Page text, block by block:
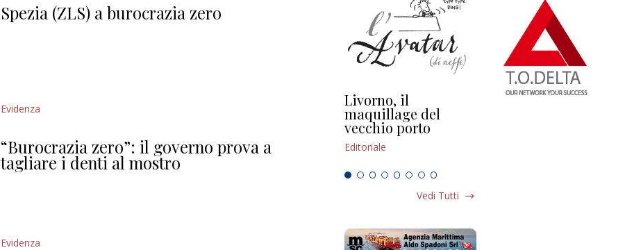
Spezia (ZLS) a burocrazia zero
Evidenza
“Burocrazia zero”: il governo prova a
tagliare i denti al mostro
Evidenza
Livorno, il
maquillage del
vecchio porto
Editoriale
L’uscita di scena di
Vedi Tutti